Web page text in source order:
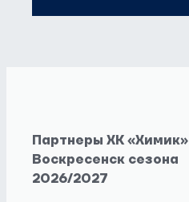
Партнеры ХК «Химик»
Воскресенск сезона
2026/2027